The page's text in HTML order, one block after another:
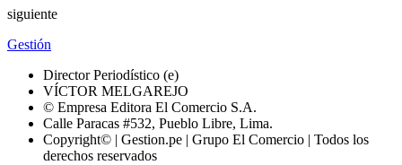
siguiente
Gestión
Director Periodístico (e)
VÍCTOR MELGAREJO
© Empresa Editora El Comercio S.A.
Calle Paracas #532, Pueblo Libre, Lima.
Copyright© | Gestion.pe | Grupo El Comercio | Todos los
derechos reservados